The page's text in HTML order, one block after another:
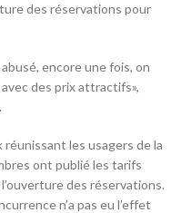
des réservations pour
encore une fois, on
des prix attractifs»,
les usagers de la
ont publié les tarifs
des réservations.
n’a pas eu l’effet